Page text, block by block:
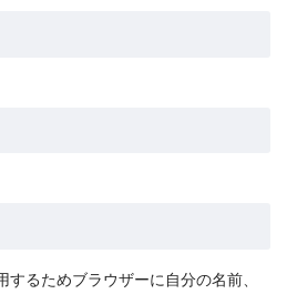
するためブラウザーに自分の名前、